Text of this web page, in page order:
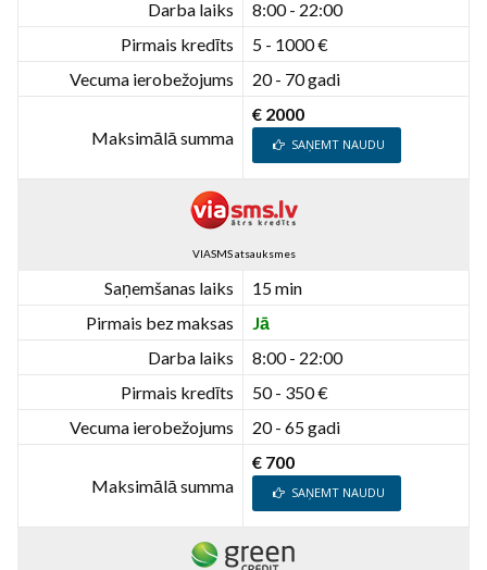
Darba laiks
8:00 - 22:00
Pirmais kredīts
5 - 1000 €
Vecuma ierobežojums
20 - 70 gadi
Maksimālā summa
€ 2000
SAŅEMT NAUDU
VIASMS atsauksmes
Saņemšanas laiks
15 min
Pirmais bez maksas
Jā
Darba laiks
8:00 - 22:00
Pirmais kredīts
50 - 350 €
Vecuma ierobežojums
20 - 65 gadi
Maksimālā summa
€ 700
SAŅEMT NAUDU